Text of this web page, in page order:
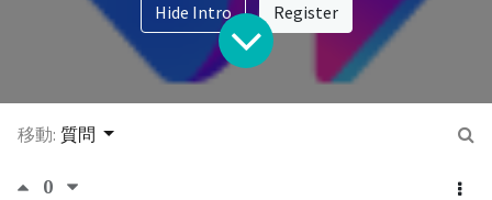
Hide Intro Register
移動: 質問
0